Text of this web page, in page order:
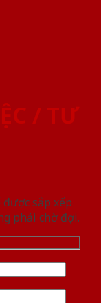
/ TƯ
sắp xếp
phải chờ đợi.